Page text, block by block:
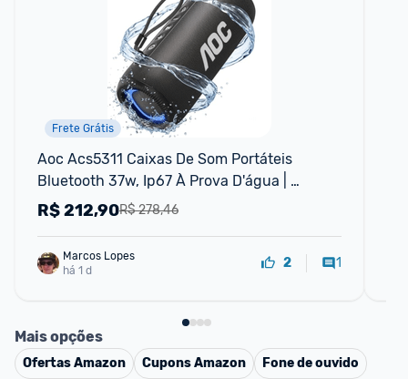
Frete Grátis
Aoc Acs5311 Caixas De Som Portáteis
Bluetooth 37w, Ip67 À Prova D'água |
Múltiplas Luzes Rgb, Som Potente, Graves
R$ 278,46
R$212,90
Marcos Lopes
há 1 d
2 1
Mais opções
OfertasAmazon CuponsAmazon
Fone de ouvido